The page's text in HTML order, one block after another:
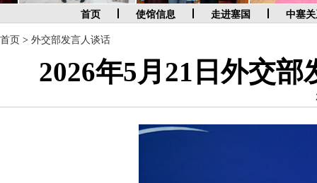
首页 使馆信息 走进塞国 中塞
首页 > 外交部发言人谈话
2026年5月21日外交